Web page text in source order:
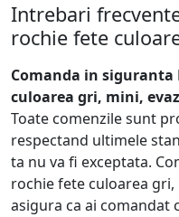
Intrebari
rochie fete
Comanda in siguranta
culoarea gri, mini,
Toate comenzile sunt
respectand ultimele
ta nu va fi exceptata.
rochie fete culoarea
asigura ca ai comandat